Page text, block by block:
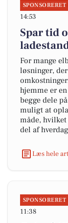
14:53
Spar tid
For mange
løsninger,
hjemme er
begge dele
muligt at
måde,
del af
Læs hele
11:38